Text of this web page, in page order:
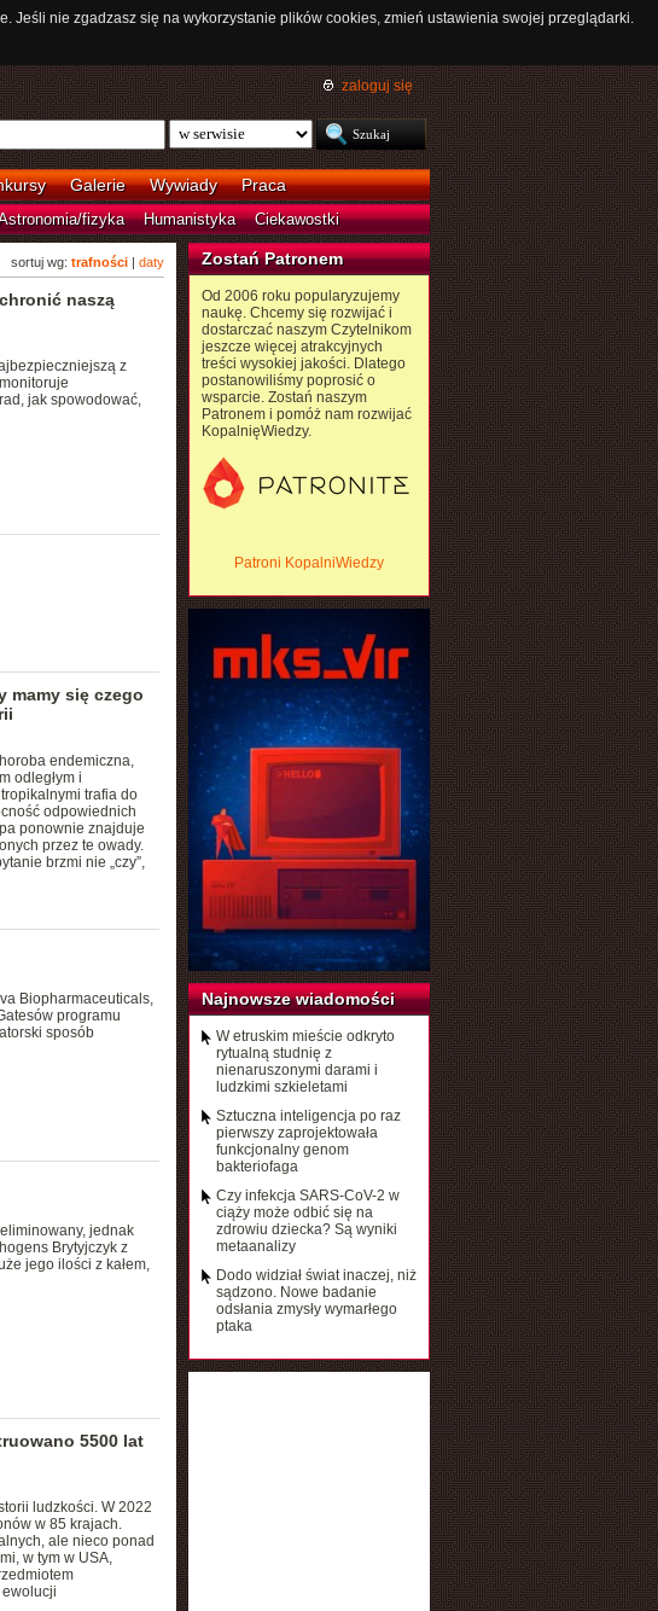
Jeśli nie zgadzasz się na wykorzystanie plików cookies, zmień ustawienia swojej przeglądarki.
zaloguj się
Galerie Wywiady Praca
fizyka Humanistyka Ciekawostki
sortuj wg: trafności| daty
naszą
z
jak spowodować,
mamy się czego
endemiczna,
odległym i
trafia do
odpowiednich
ponownie znajduje
przez te owady.
brzmi nie „czy”,
Biopharmaceuticals,
programu
sposób
jednak
Brytyjczyk z
jego ilości z kałem,
5500 lat
ludzkości. W 2022
w 85 krajach.
ale nieco ponad
w tym w USA,
Zostań Patronem
Od 2006 roku popularyzujemy
naukę. Chcemy się rozwijać i
dostarczać naszym Czytelnikom
jeszcze więcej atrakcyjnych
treści wysokiej jakości. Dlatego
postanowiliśmy poprosić o
wsparcie. Zostań naszym
Patronem i pomóż nam rozwijać
KopalnięWiedzy.
Patroni KopalniWiedzy
Najnowsze wiadomości
W etruskim mieście odkryto
rytualną studnię z
nienaruszonymi darami i
ludzkimi szkieletami
Sztuczna inteligencja po raz
pierwszy zaprojektowała
funkcjonalny genom
bakteriofaga
Czy infekcja SARS-CoV-2 w
ciąży może odbić się na
zdrowiu dziecka? Są wyniki
metaanalizy
Dodo widział świat inaczej, niż
sądzono. Nowe badanie
odsłania zmysły wymarłego
ptaka